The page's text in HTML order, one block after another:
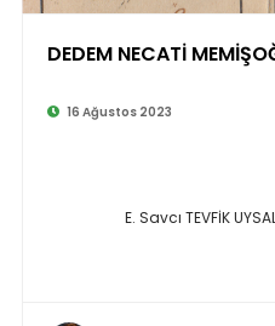
DEDEM NECATİ
16 Ağustos 2023
E. Savcı TEVFİK